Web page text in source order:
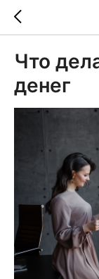
Что
денег